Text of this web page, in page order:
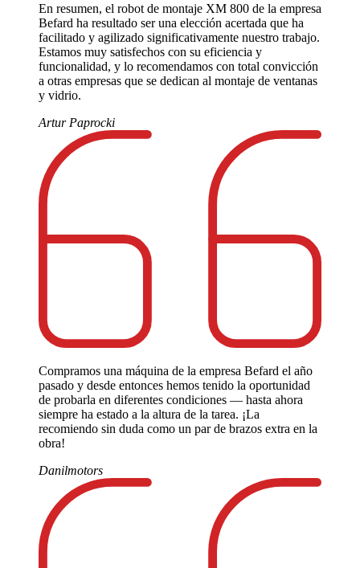
En resumen, el robot de montaje XM 800 de la empresa
Befard ha resultado ser una elección acertada que ha
facilitado y agilizado significativamente nuestro trabajo.
Estamos muy satisfechos con su eficiencia y
funcionalidad, y lo recomendamos con total convicción
a otras empresas que se dedican al montaje de ventanas
y vidrio.
Artur Paprocki
Compramos una máquina de la empresa Befard el año
pasado y desde entonces hemos tenido la oportunidad
de probarla en diferentes condiciones — hasta ahora
siempre ha estado a la altura de la tarea. ¡La
recomiendo sin duda como un par de brazos extra en la
obra!
Danilmotors